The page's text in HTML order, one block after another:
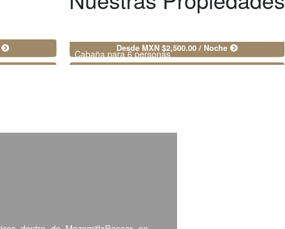
Desde MXN $2,500.00 / Noche
Cabaña para 6 personas